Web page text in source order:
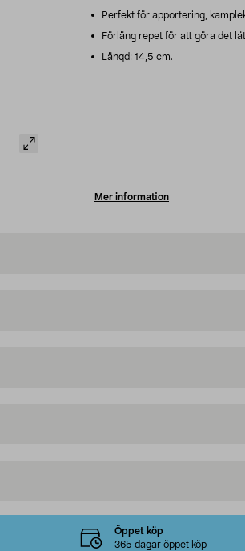
Perfekt för apportering,
Förläng repet för att göra det
Längd: 14,5 cm.
Mer information
Öppet köp
365 dagar öppet köp